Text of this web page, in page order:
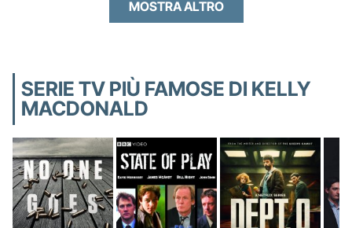
MOSTRA ALTRO
SERIE TV PIÙ FAMOSE DI KELLY
MACDONALD